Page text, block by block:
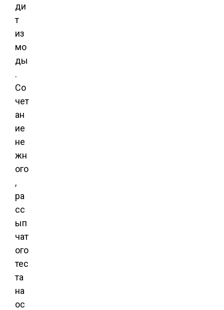
ди
т
из
мо
ды
.
Со
чет
ан
ие
не
жн
ого
,
ра
сс
ып
чат
ого
тес
та
на
ос